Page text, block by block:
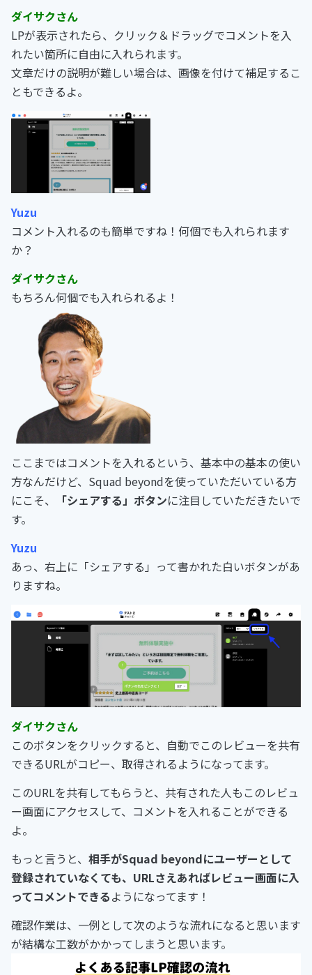
ダイサクさん
LPが表示されたら、クリック＆ドラッグでコメントを入
れたい箇所に自由に入れられます。
文章だけの説明が難しい場合は、画像を付けて補足するこ
ともできるよ。
Yuzu
コメント入れるのも簡単ですね！ 何個でも入れられます
か？
ダイサクさん
もちろん何個でも入れられるよ！
ここまではコメントを入れるという、基本中の基本の使い
方なんだけど、Squad beyondを使っていただいている方
にこそ、
「シェアする」ボタンに注目していただきたいで
す。
Yuzu
あっ、右上に「シェアする」って書かれた白いボタンがあ
りますね。
ダイサクさん
このボタンをクリックすると、自動でこのレビューを共有
できるURLがコピー、取得されるようになってます。
このURLを共有してもらうと、共有された人もこのレビュ
ー画面にアクセスして、コメントを入れることができる
よ。
もっと言うと、 相手がSquad beyondにユーザーとして
登録されていなくても、URLさえあればレビュー画面に入
ってコメントできるようになってます！
確認作業は、一例として次のような流れになると思います
が結構な工数がかかってしまうと思います。